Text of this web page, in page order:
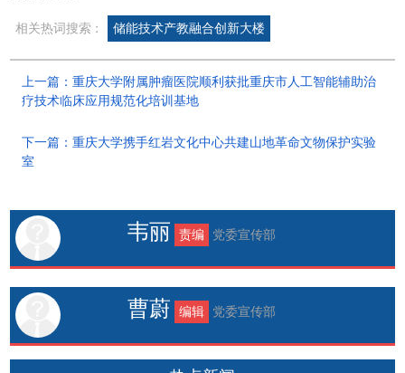
相关热词搜索 : 储能技术产教融合创新大楼
上一篇：重庆大学附属肿瘤医院顺利获批重庆市人工智能辅助治
疗技术临床应用规范化培训基地
下一篇：重庆大学携手红岩文化中心共建山地革命文物保护实验
室
韦丽 责编 党委宣传部
曹蔚 编辑 党委宣传部